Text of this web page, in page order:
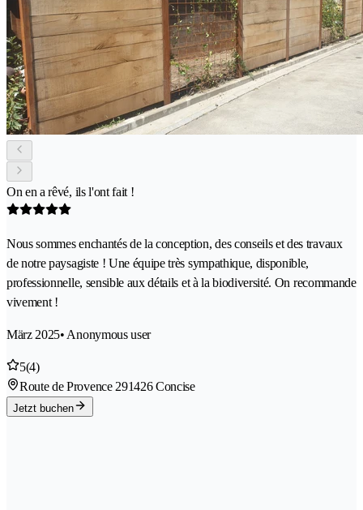
On en a rêvé, ils l'ont fait !
Nous sommes enchantés de la conception, des conseils et des travaux
de notre paysagiste ! Une équipe très sympathique, disponible,
professionnelle, sensible aux détails et à la biodiversité. On recommande
vivement !
März 2025• Anonymous user
5(4)
Route de Provence 291426 Concise
Jetzt buchen